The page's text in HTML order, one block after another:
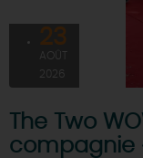
23
AOÛT
2026
The Two
compagnie